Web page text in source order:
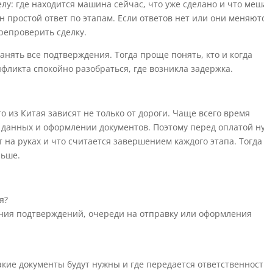
где находится машина сейчас, что уже сделано и что
ответ по этапам. Если ответов нет или они
сделку.
все подтверждения. Тогда проще понять, кто и когда
спокойно разобраться, где возникла задержка.
из Китая зависят не только от дороги. Чаще всего время
и оформлении документов. Поэтому перед оплатой
на руках и что считается завершением каждого этапа. Тогда
подтверждений, очереди на отправку или оформления
документы будут нужны и где передается